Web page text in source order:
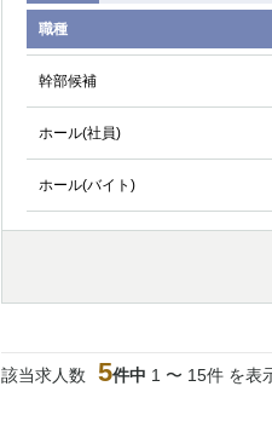
職種
幹部候補
ホール(社員)
ホール(バイト)
該当求人数 5件中 1 〜 15件 を表